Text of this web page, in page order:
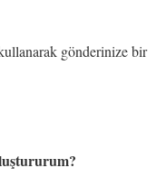
gönderinize bir